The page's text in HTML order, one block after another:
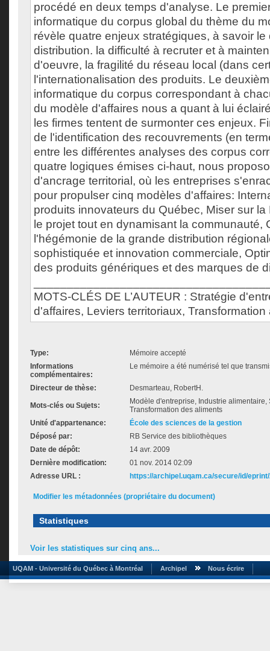
procédé en deux temps d'analyse. Le
informatique du corpus global du thème du
révèle quatre enjeux stratégiques, à savoir le
distribution. la difficulté à recruter et à
d'oeuvre, la fragilité du réseau local (dans
l'internationalisation des produits. Le
informatique du corpus correspondant à
du modèle d'affaires nous a quant à lui
les firmes tentent de surmonter ces enjeux.
de l'identification des recouvrements (en
entre les différentes analyses des corpus
quatre logiques émises ci-haut, nous
d'ancrage territorial, où les entreprises
pour propulser cinq modèles d'affaires:
produits innovateurs du Québec, Miser sur la
le projet tout en dynamisant la communauté,
l'hégémonie de la grande distribution
sophistiquée et innovation commerciale,
des produits génériques et des marques de
MOTS-CLÉS DE L’AUTEUR : Stratégie
d'affaires, Leviers territoriaux, Transformation
Type:
Mémoire accepté
Informations
complémentaires:
Le mémoire a été numérisé tel que
Directeur de thèse: Desmarteau, RobertH.
Mots-clés ou Sujets:
Modèle d'entreprise, Industrie alimentaire,
Transformation des aliments
Unité d'appartenance:
École des sciences de la gestion
Déposé par:
RB Service des bibliothèques
Date de dépôt:
14 avr. 2009
Dernière modification:
01 nov. 2014 02:09
Adresse URL :
https://archipel.uqam.ca/secure/id/
Modifier les métadonnées (propriétaire du document)
Statistiques
Voir les statistiques sur cinq ans...
UQAM - Université du Québec à Montréal Archipel Nous écrire